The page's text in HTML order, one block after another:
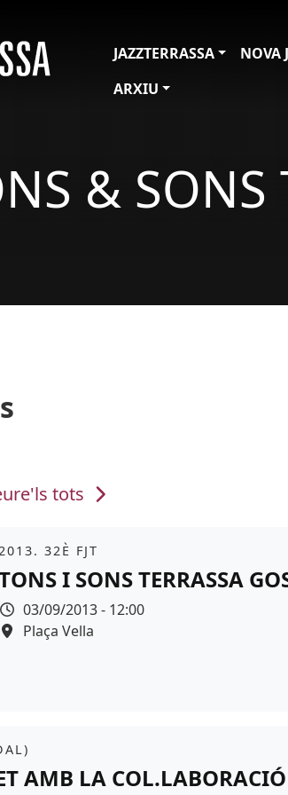
JAZZTERRASSA
NOVA
ARXIU
&
tots
32È FJT
I SONS TERRASSA
Data
03/09/2013 - 12:00
Espai
Plaça Vella
AMB LA